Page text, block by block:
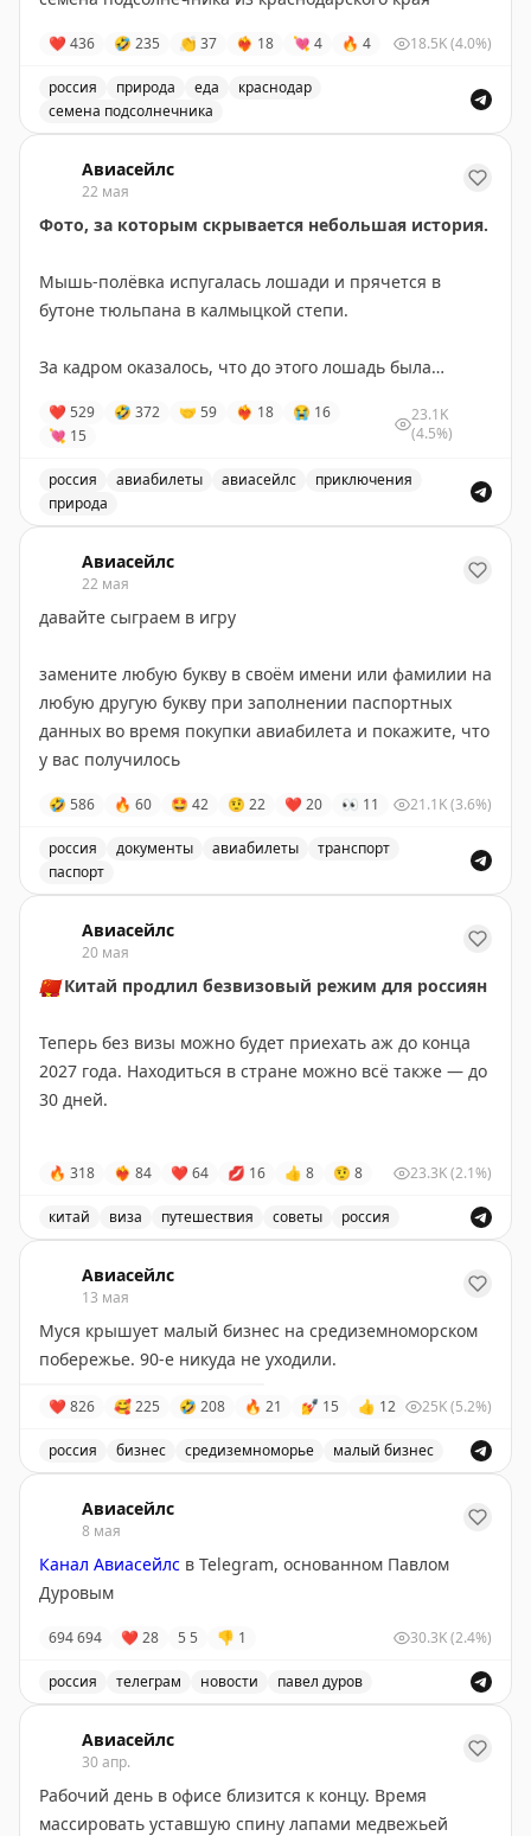
❤ 436 🤣 235 👏 37 ❤‍🔥 18 💘 4 🔥 4 18.5K(4.0%)
россия природа еда
краснодар
семена подсолнечника
Авиасейлс
22 мая
Фото, за которым скрывается небольшая история.
Мышь-полёвка испугалась лошади и прячется в
бутоне тюльпана в калмыцкой степи.
За кадром оказалось, что до этого лошадь была
человек, который был напуган калькулятором
платежей по ипотеке.
Дикая природа восхитительна.
Подписаться на Авиасейлс
❤ 529 🤣 372 🤝 59 ❤‍🔥 18 😭 16
💘 15
23.1K
(4.5%)
россия авиабилеты авиасейлс
приключения
природа
Авиасейлс
22 мая
давайте сыграем в игру
замените любую букву в своём имени или фамилии на
любую другую букву при заполнении паспортных
данных во время покупки авиабилета и покажите, что
у вас получилось
🤣 586 🔥 60 🤩 42 🤨 22 ❤ 20 👀 11 21.1K(3.6%)
россия документы авиабилеты
транспорт
паспорт
Авиасейлс
20 мая
🇨🇳 Китай продлил безвизовый режим для россиян
Теперь без визы можно будет приехать аж до конца
2027 года. Находиться в стране можно всё также — до
30 дней.
Китай впервые:i.avs.io/ll7mPbX2
🔥 318 ❤‍🔥 84 ❤ 64 💋 16 👍 8 🤨 8 23.3K(2.1%)
китай виза путешествия советы россия
Авиасейлс
13 мая
Муся крышует малый бизнес на средиземноморском
побережье. 90-е никуда не уходили.
❤ 826 🥰225 🤣 208 🔥 21 💅 15 👍 12 25K(5.2%)
россия бизнес средиземноморье малый бизнес
Авиасейлс
8 мая
Канал Авиасейлс в Telegram, основанном Павлом
Дуровым
694694 ❤ 28 5 5 👎 1 30.3K(2.4%)
россия телеграм новости павел дуров
Авиасейлс
30 апр.
Рабочий день в офисе близится к концу. Время
массировать уставшую спину лапами медвежьей